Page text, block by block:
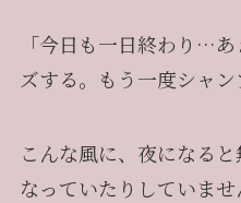
「今日も一日終わり…
ズする。もう一度シャン
こんな風に、夜になる
なっていたりしていませ